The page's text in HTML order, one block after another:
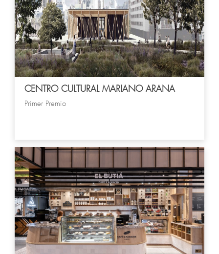
CENTRO CULTURAL MARIANO ARANA
Primer Premio